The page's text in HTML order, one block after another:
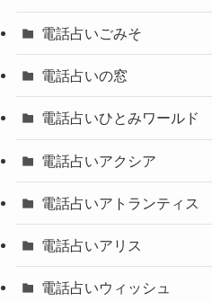
電話占いごみそ
電話占いの窓
電話占いひとみワールド
電話占いアクシア
電話占いアトランティス
電話占いアリス
電話占いウィッシュ